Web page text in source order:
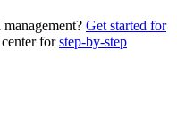
Get started for
forstep-by-step